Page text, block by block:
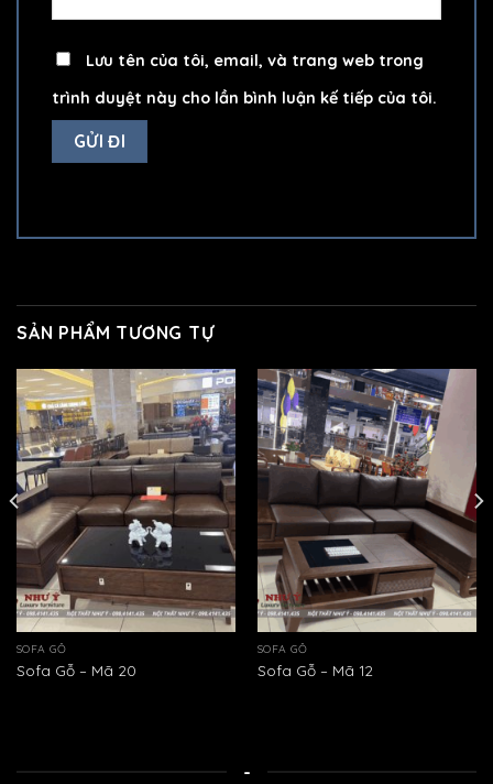
Lưu tên của tôi, email, và trang web trong
trình duyệt này cho lần bình luận kế tiếp của tôi.
SẢN PHẨM TƯƠNG TỰ
SOFA GỖ
Sofa Gỗ – Mã 20
SOFA GỖ
Sofa Gỗ – Mã 12
-